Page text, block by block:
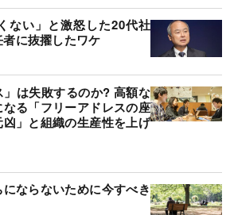
ない」と激怒した20代社
に抜擢したワケ
は失敗するのか? 高額な
る「フリーアドレスの座
」と組織の生産性を上げ
にならないために今すべき